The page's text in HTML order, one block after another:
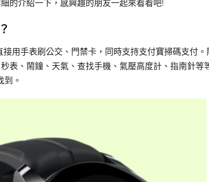
的介紹一下，感興趣的朋友一起來看看吧!
用手表刷公交、門禁卡，同時支持支付寶掃碼支付
表、鬧鐘、天氣、查找手機、氣壓高度計、指南針等
到。